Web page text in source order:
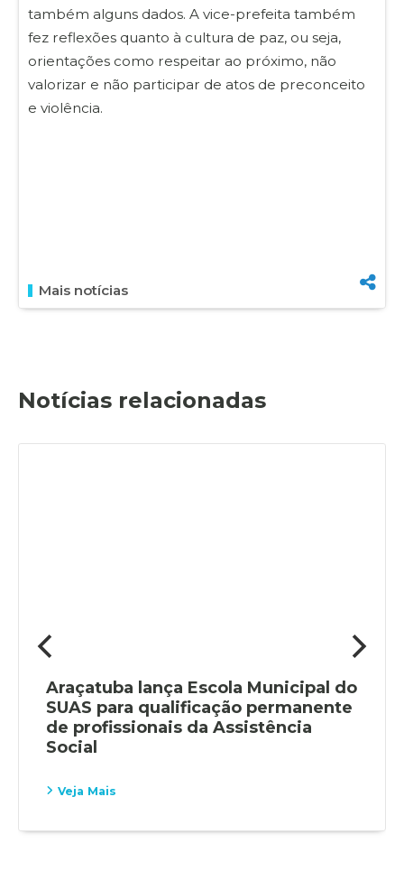
também alguns dados. A vice-prefeita também
fez reflexões quanto à cultura de paz, ou seja,
orientações como respeitar ao próximo, não
valorizar e não participar de atos de preconceito
e violência.
Mais notícias
Notícias relacionadas
Araçatuba lança Escola Municipal do
SUAS para qualificação permanente
de profissionais da Assistência
Social
Veja Mais